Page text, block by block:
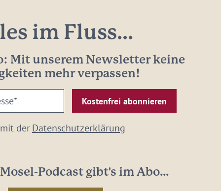
im Fluss...
Mit unserem Newsletter keine
mehr verpassen!
derDatenschutzerklärung
Podcast gibt's im Abo...